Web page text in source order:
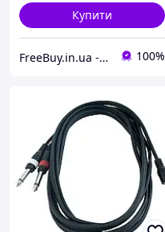
Купити
FreeBuy.in.ua - Інтернет-магазин 100%